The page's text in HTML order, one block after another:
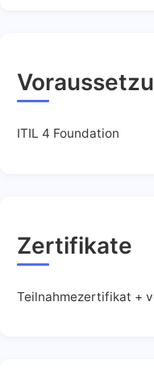
ITIL 4 Foundation
Zertifikate
Teilnahmezertifikat +